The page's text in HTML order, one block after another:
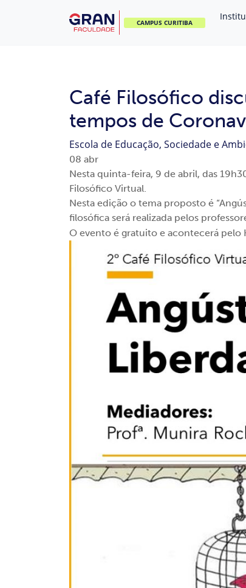
CAMPUS CURITIBA
Café Filosófico
tempos de
Escola de Educação, Sociedade e
08 abr
Nesta quinta-feira, 9 de abril, das
Filosófico Virtual.
Nesta edição o tema proposto é
filosófica será realizada pelos
O evento é gratuito e acontecerá pelo